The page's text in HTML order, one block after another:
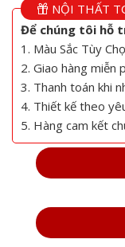
NỘI THẤT
Để chúng tôi hỗ
1. Màu Sắc Tùy
2. Giao hàng miễn
3. Thanh toán khi
4. Thiết kế theo
5. Hàng cam kết